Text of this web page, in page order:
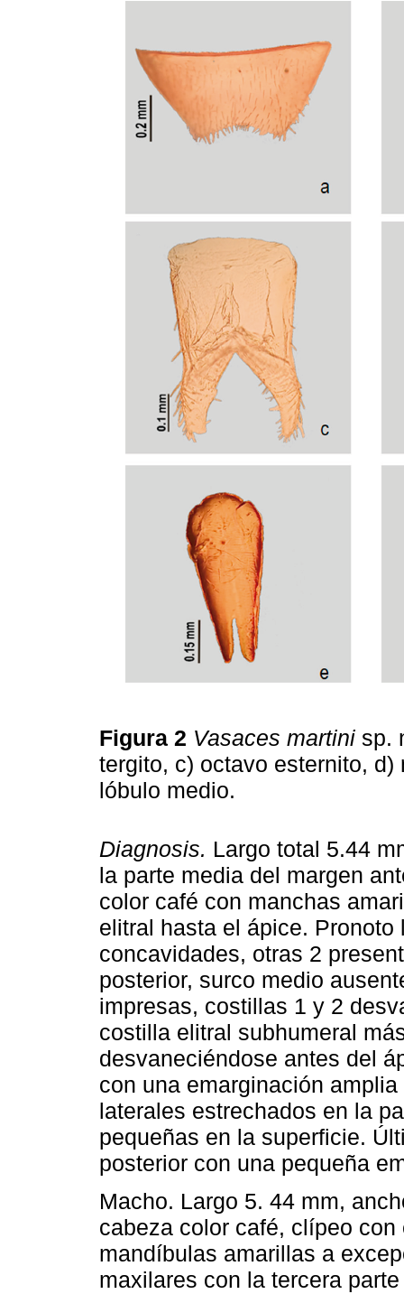
Figura 2 Vasaces martini sp.
tergito, c) octavo esternito,
lóbulo medio.
Diagnosis. Largo total 5.44
la parte media del margen
color café con manchas
elitral hasta el ápice.
concavidades, otras 2
posterior, surco medio
impresas, costillas 1 y 2
costilla elitral subhumeral
desvaneciéndose antes del
con una emarginación
laterales estrechados en la
pequeñas en la superficie.
posterior con una pequeña
Macho. Largo 5. 44 mm,
cabeza color café, clípeo
mandíbulas amarillas a
maxilares con la tercera